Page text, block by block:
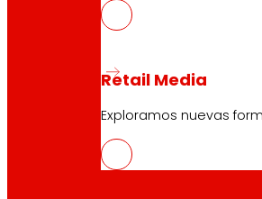
Retail Media
Exploramos nuevas